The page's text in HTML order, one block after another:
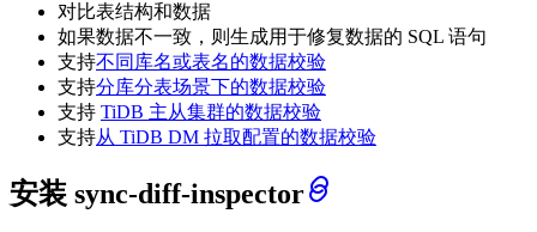
对比表结构和数据
如果数据不一致，则生成用于修复数据的 SQL 语句
支持不同库名或表名的数据校验
支持分库分表场景下的数据校验
支持 TiDB 主从集群的数据校验
支持从 TiDB DM 拉取配置的数据校验
安装 sync-diff-inspector